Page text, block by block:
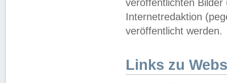
veröffentlichten
Internetredaktion
veröffentlicht werden.
Links zu